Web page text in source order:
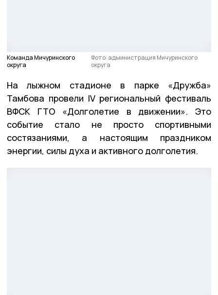
Команда Мичуринского
округа
Фото: администрация Мичуринского
округа
На лыжном стадионе в парке «Дружба»
Тамбова провели IV региональный фестиваль
ВФСК ГТО «Долголетие в движении». Это
событие стало не просто спортивными
состязаниями, а настоящим праздником
энергии, силы духа и активного долголетия.